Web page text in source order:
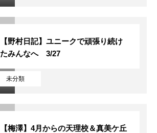
未分類
【野村日記】ユニークで頑張り続け
たみんなへ 3/27
【梅澤】4月からの天理校＆真美ケ丘